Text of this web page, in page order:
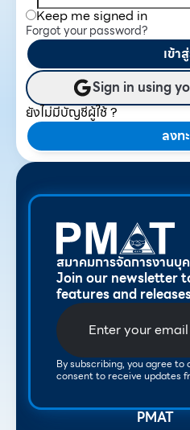
Keep me signed in
Forgot your password?
เข้า
Sign in using
ยังไม่มีบัญชีผู้ใช้ ?
ลงท
สมาคมการจัดการงานบุ
Join our newsletter
features and
By subscribing, you agree to
consent to receive updates
PMAT